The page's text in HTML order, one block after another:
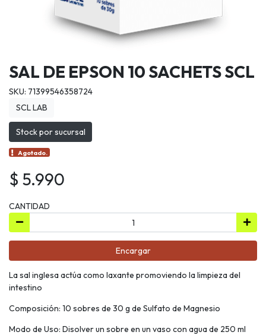
SAL DE EPSON 10 SACHETS SCL
SKU: 71399546358724
SCL LAB
Stock por sucursal
Agotado.
$ 5.990
CANTIDAD
Encargar
La sal inglesa actúa como laxante promoviendo la limpieza del
intestino
Composición: 10 sobres de 30 g de Sulfato de Magnesio
Modo de Uso: Disolver un sobre en un vaso con agua de 250 ml